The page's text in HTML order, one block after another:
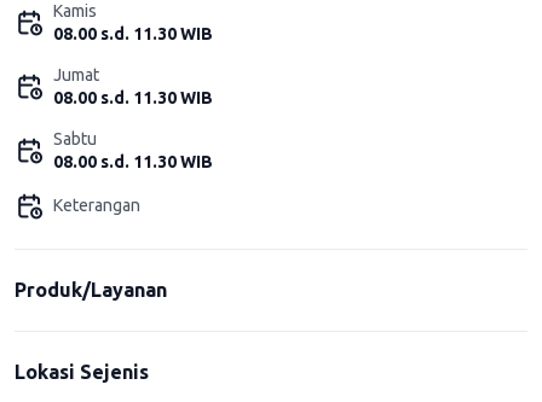
Kamis
08.00 s.d. 11.30 WIB
Jumat
08.00 s.d. 11.30 WIB
Sabtu
08.00 s.d. 11.30 WIB
Keterangan
Produk/Layanan
Lokasi Sejenis